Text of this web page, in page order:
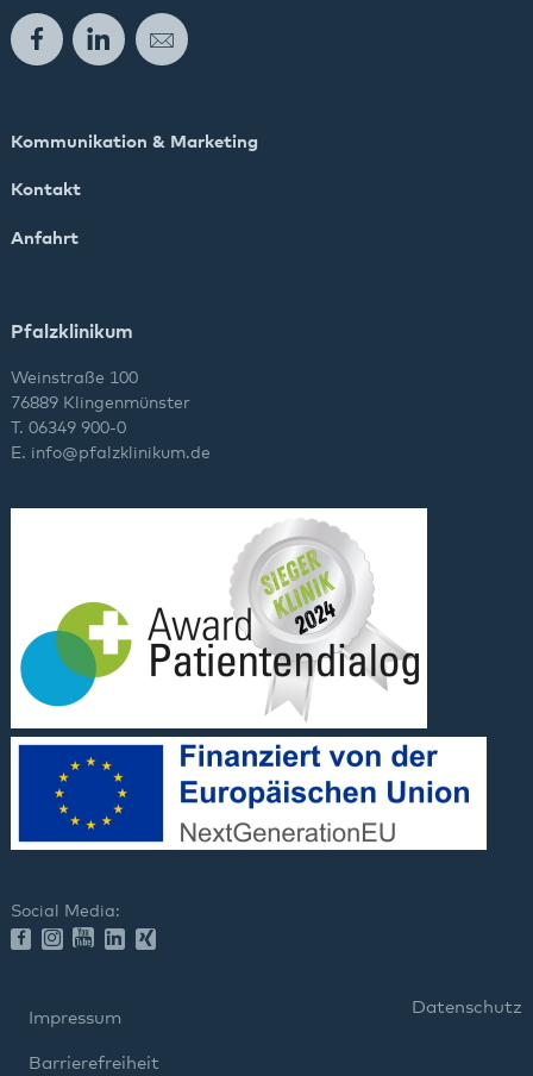
FacebookLinkedInE-Mail
Kommunikation & Marketing
Kontakt
Anfahrt
Pfalzklinikum
Weinstraße 100
76889 Klingenmünster
T. 06349 900-0
E. info@pfalzklinikum.de
Social Media:
Impressum
Datenschutz
Barrierefreiheit